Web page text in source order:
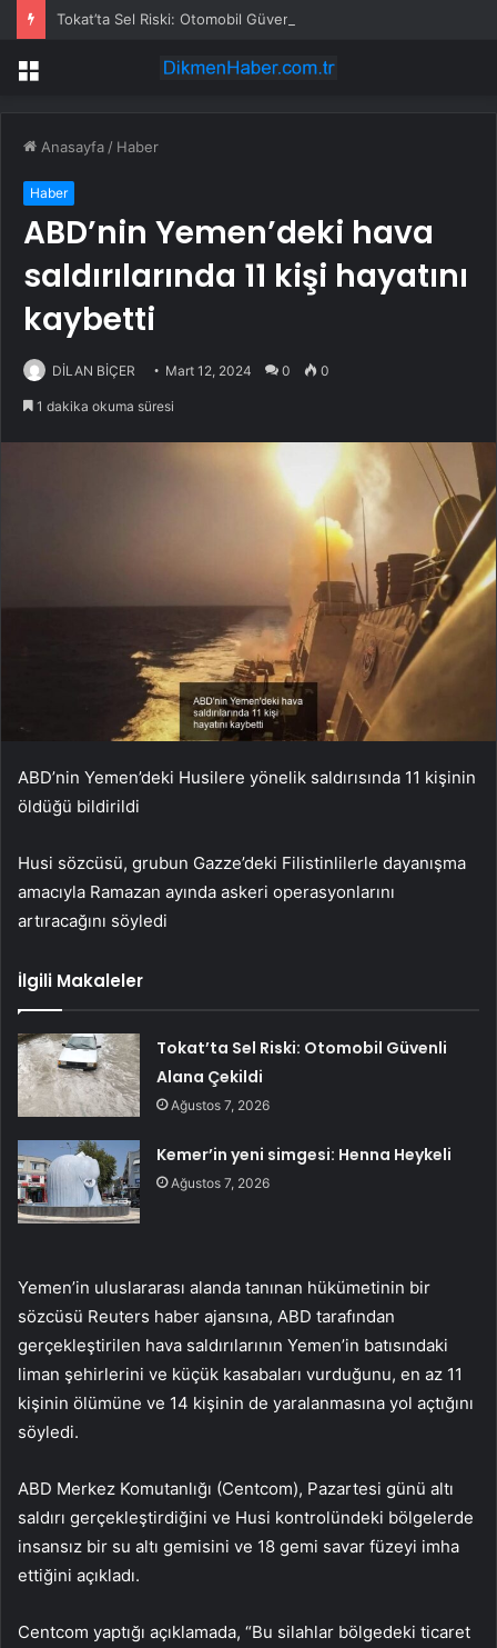
Tokat’ta Sel Riski: Otomobil Güvenli Alana Çekildi
Menü
Anasayfa / Haber
Haber
ABD’nin Yemen’deki hava
saldırılarında 11 kişi hayatını
kaybetti
DİLAN BİÇER Mart 12, 2024 0 0
1 dakika okuma süresi
ABD’nin Yemen’deki Husilere yönelik saldırısında 11 kişinin
öldüğü bildirildi
Husi sözcüsü, grubun Gazze’deki Filistinlilerle dayanışma
amacıyla Ramazan ayında askeri operasyonlarını
artıracağını söyledi
İlgili Makaleler
Tokat’ta Sel Riski: Otomobil Güvenli
Alana Çekildi
Ağustos 7, 2026
Kemer’in yeni simgesi: Henna Heykeli
Ağustos 7, 2026
Yemen’in uluslararası alanda tanınan hükümetinin bir
sözcüsü Reuters haber ajansına, ABD tarafından
gerçekleştirilen hava saldırılarının Yemen’in batısındaki
liman şehirlerini ve küçük kasabaları vurduğunu, en az 11
kişinin ölümüne ve 14 kişinin de yaralanmasına yol açtığını
söyledi.
ABD Merkez Komutanlığı (Centcom), Pazartesi günü altı
saldırı gerçekleştirdiğini ve Husi kontrolündeki bölgelerde
insansız bir su altı gemisini ve 18 gemi savar füzeyi imha
ettiğini açıkladı.
Centcom yaptığı açıklamada, “Bu silahlar bölgedeki ticaret